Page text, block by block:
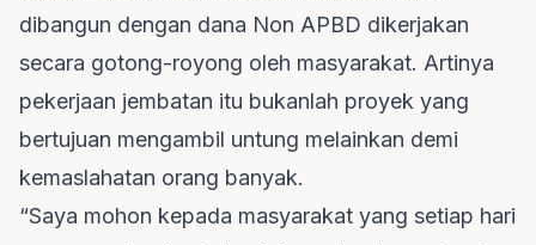
dibangun dengan dana Non APBD dikerjakan
secara gotong-royong oleh masyarakat. Artinya
pekerjaan jembatan itu bukanlah proyek yang
bertujuan mengambil untung melainkan demi
kemaslahatan orang banyak.
“Saya mohon kepada masyarakat yang setiap hari